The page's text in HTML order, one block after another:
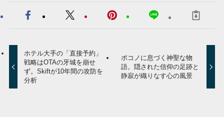
ホテル大手の「直接予約」
戦略はOTAの牙城を崩せ
ず。Skiftが10年間の攻防を
分析
ポコノに息づく神聖な物
語。隠された信仰の足跡と
静寂が織りなす心の風景